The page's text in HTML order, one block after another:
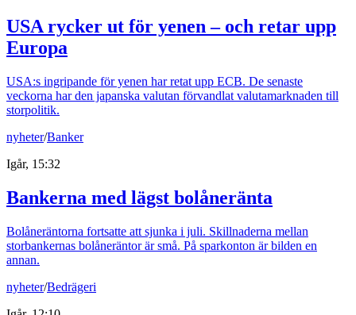
USA rycker ut för yenen – och retar upp
Europa
USA:s ingripande för yenen har retat upp ECB. De senaste
veckorna har den japanska valutan förvandlat valutamarknaden till
storpolitik.
nyheter/Banker
Igår, 15:32
Bankerna med lägst bolåneränta
Bolåneräntorna fortsatte att sjunka i juli. Skillnaderna mellan
storbankernas bolåneräntor är små. På sparkonton är bilden en
annan.
nyheter/Bedrägeri